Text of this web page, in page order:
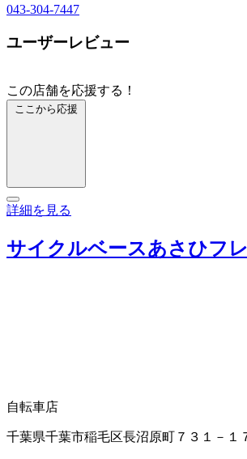
043-304-7447
ユーザーレビュー
この店舗を応援する！
ここから応援
詳細を見る
サイクルベースあさひフ
自転車店
千葉県千葉市稲毛区長沼原町７３１－１